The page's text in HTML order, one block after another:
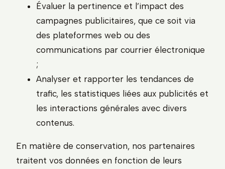
Évaluer la pertinence et l’impact des
campagnes publicitaires, que ce soit via
des plateformes web ou des
communications par courrier électronique
;
Analyser et rapporter les tendances de
trafic, les statistiques liées aux publicités et
les interactions générales avec divers
contenus.
En matière de conservation, nos partenaires
traitent vos données en fonction de leurs